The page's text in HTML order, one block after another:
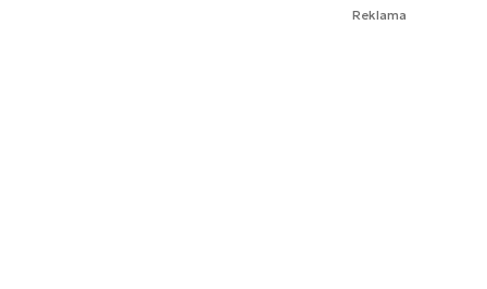
Reklama